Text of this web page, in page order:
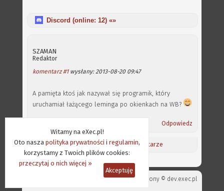
Witamy na eXec.pl!
Oto nasza polityka prywatności i regulamin,
korzystamy z Twoich plików cookies:
przeczytaj o nich więcej »
Akceptuję
Discord (online: 12) «»
SZAMAN
Redaktor
komentarz #1wysłany: 2013-08-20 09:47
A pamięta ktoś jak nazywał się programik, który
uruchamiał łażącego leminga po okienkach na WB?
Odpowiedz
Aktualności/Ostatnie komentarze
Projekt strony © dev.exec.pl